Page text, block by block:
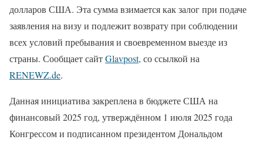
долларов США. Эта сумма взимается как залог при подаче
заявления на визу и подлежит возврату при соблюдении
всех условий пребывания и своевременном выезде из
страны. Сообщает сайтGlavpost, со ссылкой на
RENEWZ.de.
Данная инициатива закреплена в бюджете США на
финансовый 2025 год, утверждённом 1 июля 2025 года
Конгрессом и подписанном президентом Дональдом